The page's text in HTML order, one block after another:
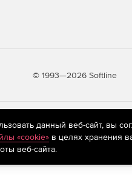
© 1993—2026 Softline
применяются
к предпочтениям
данный веб-сайт, вы
«cookie»в целях хранения
веб-сайта.